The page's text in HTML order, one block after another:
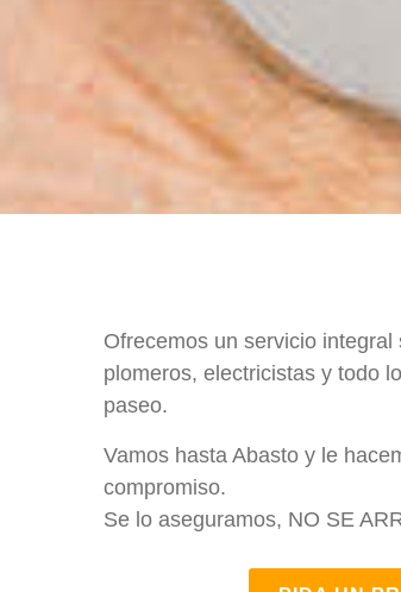
Ofrecemos un servicio
plomeros, electricistas y todo
paseo.
Vamos hasta Abasto y le
compromiso.
Se lo aseguramos, NO SE